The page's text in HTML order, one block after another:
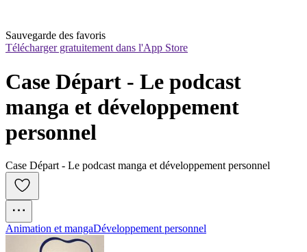
Sauvegarde des favoris
Télécharger gratuitement dans l'App Store
Case Départ - Le podcast
manga et développement
personnel
Case Départ - Le podcast manga et développement personnel
Animation et mangaDéveloppement personnel